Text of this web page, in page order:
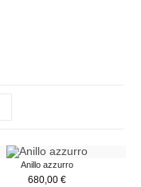
Anillo azzurro
680,00 €